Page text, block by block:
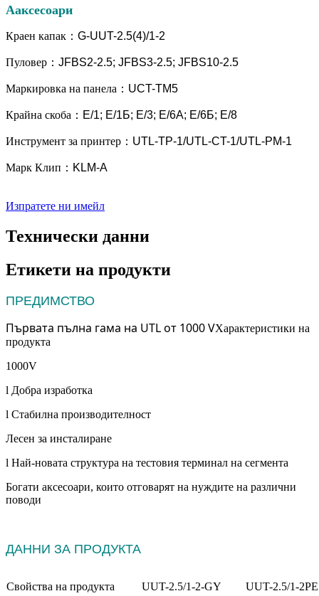
Aаксесоари
Краен капак ： G-UUT-2.5(4)/1-2
Пуловер ： JFBS2-2.5; JFBS3-2.5; JFBS10-2.5
Маркировка на панела ： UCT-TM5
Крайна скоба ： Е/1; Е/1Б; Е/3; Е/6А; Е/6Б; Е/8
Инструмент за принтер ： UTL-TP-1/UTL-CT-1/UTL-PM-1
Марк Клип ： KLM-A
Изпратете ни имейл
Технически данни
Етикети на продукти
ПРЕДИМСТВО
Първата пълна гама на UTL от 1000 VХарактеристики на
продукта
1000V
l Добра изработка
l Стабилна производителност
Лесен за инсталиране
l Най-новата структура на тестовия терминал на сегмента
Богати аксесоари, които отговарят на нуждите на различни
поводи
ДАННИ ЗА ПРОДУКТА
Свойства на продукта UUT-2.5/1-2-GY UUT-2.5/1-2PE